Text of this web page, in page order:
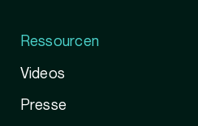
Ressourcen
Videos
Presse